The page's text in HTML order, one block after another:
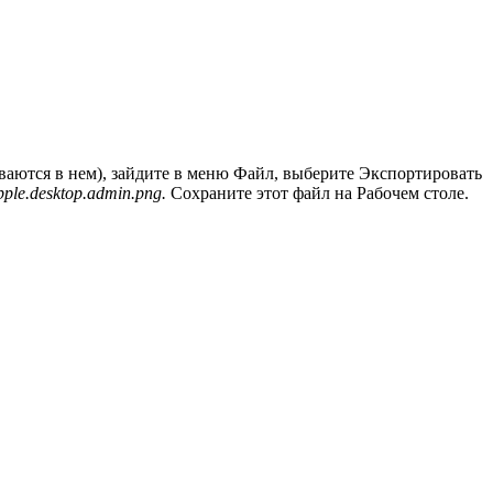
в нем), зайдите в меню Файл, выберите Экспортировать
Сохраните этот файл на Рабочем столе.